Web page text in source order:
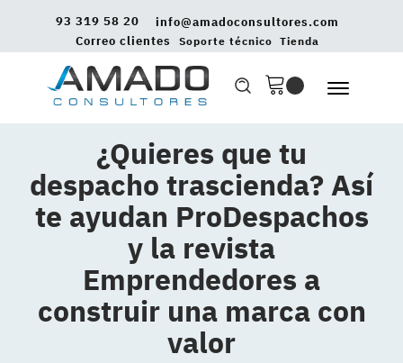
93 319 58 20
info@amadoconsultores.com
Correo clientes
Soporte técnico Tienda
¿Quieres que tu
despacho trascienda? Así
te ayudan ProDespachos
y la revista
Emprendedores a
construir una marca con
valor